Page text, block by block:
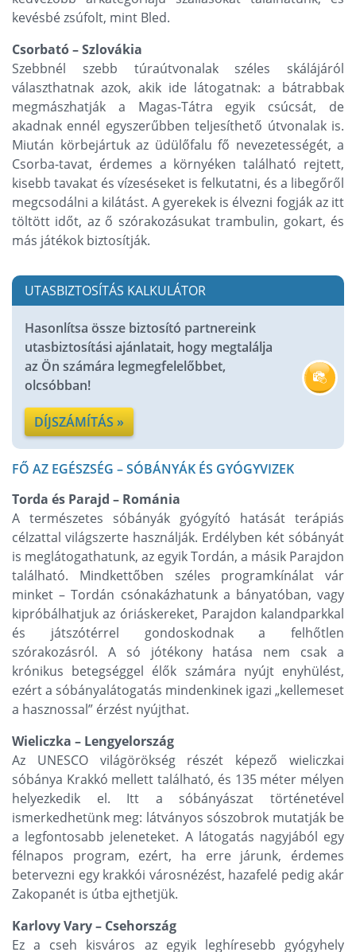
kevésbé zsúfolt, mint Bled.
Csorbató – Szlovákia
Szebbnél szebb túraútvonalak széles skálájáról
választhatnak azok, akik ide látogatnak: a bátrabbak
megmászhatják a Magas-Tátra egyik csúcsát, de
akadnak ennél egyszerűbben teljesíthető útvonalak is.
Miután körbejártuk az üdülőfalu fő nevezetességét, a
Csorba-tavat, érdemes a környéken található rejtett,
kisebb tavakat és vízeséseket is felkutatni, és a libegőről
megcsodálni a kilátást. A gyerekek is élvezni fogják az itt
töltött időt, az ő szórakozásukat trambulin, gokart, és
más játékok biztosítják.
UTASBIZTOSÍTÁS KALKULÁTOR
Hasonlítsa össze biztosító partnereink
utasbiztosítási ajánlatait, hogy megtalálja
az Ön számára legmegfelelőbbet,
olcsóbban!
DÍJSZÁMÍTÁS »
FŐ AZ EGÉSZSÉG – SÓBÁNYÁK ÉS GYÓGYVIZEK
Torda és Parajd – Románia
A természetes sóbányák gyógyító hatását terápiás
célzattal világszerte használják. Erdélyben két sóbányát
is meglátogathatunk, az egyik Tordán, a másik Parajdon
található. Mindkettőben széles programkínálat vár
minket – Tordán csónakázhatunk a bányatóban, vagy
kipróbálhatjuk az óriáskereket, Parajdon kalandparkkal
és játszótérrel gondoskodnak a felhőtlen
szórakozásról. A só jótékony hatása nem csak a
krónikus betegséggel élők számára nyújt enyhülést,
ezért a sóbányalátogatás mindenkinek igazi „kellemeset
a hasznossal” érzést nyújthat.
Wieliczka – Lengyelország
Az UNESCO világörökség részét képező wieliczkai
sóbánya Krakkó mellett található, és 135 méter mélyen
helyezkedik el. Itt a sóbányászat történetével
ismerkedhetünk meg: látványos sószobrok mutatják be
a legfontosabb jeleneteket. A látogatás nagyjából egy
félnapos program, ezért, ha erre járunk, érdemes
betervezni egy krakkói városnézést, hazafelé pedig akár
Zakopanét is útba ejthetjük.
Karlovy Vary – Csehország
Ez a cseh kisváros az egyik leghíresebb gyógyhely